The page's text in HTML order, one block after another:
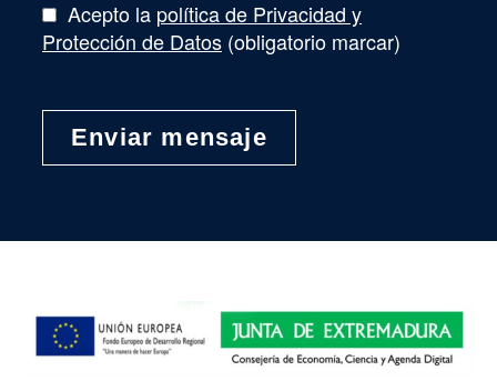
Acepto la política de Privacidad y
Protección de Datos (obligatorio marcar)